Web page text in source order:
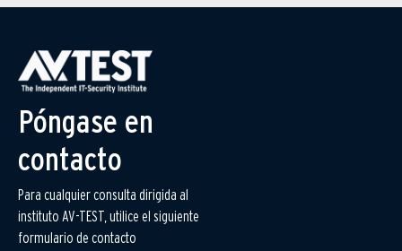
Póngase en
contacto
Para cualquier consulta dirigida al
instituto AV-TEST, utilice el siguiente
formulario de contacto